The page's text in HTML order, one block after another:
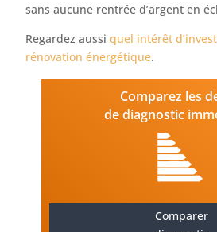
sans aucune rentrée d’argent en
Regardez aussiquel intérêt
rénovation énergétique.
Comparez les
de diagnostic
Comparer